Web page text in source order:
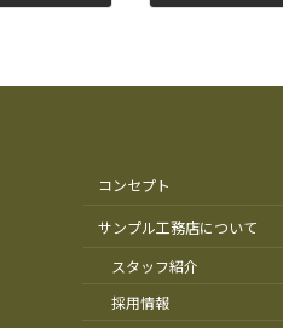
コンセプト
サンプル工務店について
スタッフ紹介
採用情報